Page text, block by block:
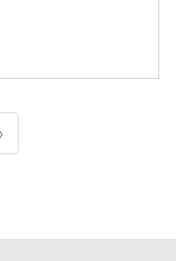
Last